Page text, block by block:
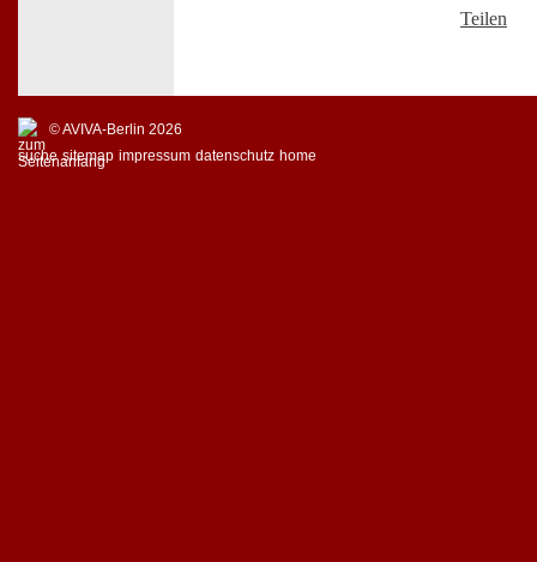
Teilen
© AVIVA-Berlin 2026
suche sitemap impressum datenschutz home